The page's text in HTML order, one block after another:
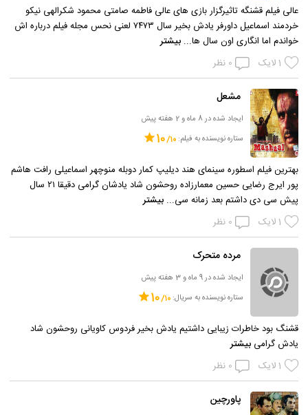
عالی فیلم قشنگه تاثیرگزار بازی های عالی فاطمه صامتی محمود شکرالهی نیکو
خردمند اسماعیل داورفر یادش بخیر سال ۷۴۷۳ لعنی نحس مجله فیلم درباره اش
خواندم اما انگاری اون سال ها...بیشتر
1لایک 0 نظر
مشعل
ایجاد شده در 8 ماه و 2 هفته پیش
ستاره نویسنده به فیلم:
10
بهترین فیلم اسطوره سینمای هند دیلیپ کمار دوبله منوچهر اسماعیلی رافت هاشم
پور ایرج رضایی حسین معمارزاده روحشون شاد یادشان گرامی دقیقا ۲۱ سال
پیش سی دی داشتم بعد زمانه سی...بیشتر
1لایک 0 نظر
مرده متحرک
ایجاد شده در 9 ماه و 3 هفته پیش
ستاره نویسنده به سریال:
10
قشنگ بود خاطرات زیبایی داشتیم یادش بخیر فردوس کاویانی روحشون شاد
یادش گرامیبیشتر
1لایک 0 نظر
پاورچین